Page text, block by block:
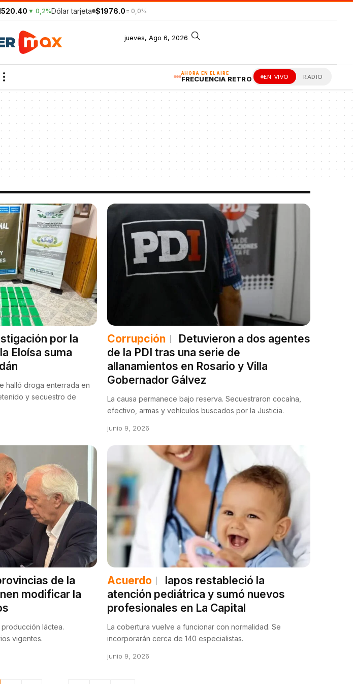
▼ 0,2%Dólar tarjeta $1976.0 = 0,0%
jueves, Ago 6, 2026
AHORA EN EL AIRE
FRECUENCIA RETRO EN VIVO RADIO
por la
Eloísa suma
halló droga enterrada en
y secuestro de
Corrupción
Detuvieron a dos agentes
de la PDI tras una serie de
allanamientos en Rosario y Villa
Gobernador Gálvez
La causa permanece bajo reserva. Secuestraron cocaína,
efectivo, armas y vehículos buscados por la Justicia.
junio 9, 2026
de la
modificar la
láctea.
vigentes.
Acuerdo
Iapos restableció la
atención pediátrica y sumó nuevos
profesionales en La Capital
La cobertura vuelve a funcionar con normalidad. Se
incorporarán cerca de 140 especialistas.
junio 9, 2026